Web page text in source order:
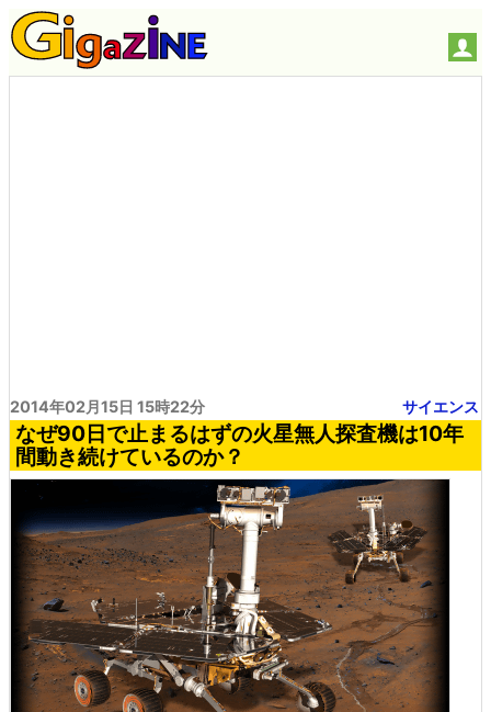
2014年02月15日 15時22分 サイエンス
なぜ90日で止まるはずの火星無人探査機は10年
間動き続けているのか？